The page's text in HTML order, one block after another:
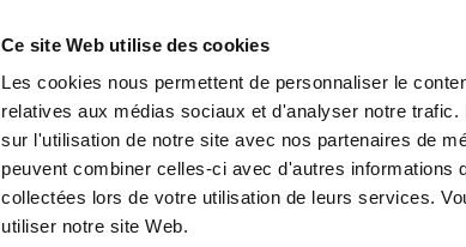
Ce site Web utilise des cookies
Les cookies nous permettent de personnaliser le
relatives aux médias sociaux et d'analyser notre
sur l'utilisation de notre site avec nos partenaires de
peuvent combiner celles-ci avec d'autres informations
collectées lors de votre utilisation de leurs services.
utiliser notre site Web.